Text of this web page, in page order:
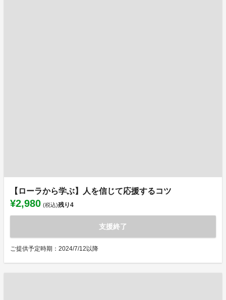
【ローラから学ぶ】人を信じて応援するコツ
¥2,980 (税込)残り4
支援終了
ご提供予定時期：2024/7/12以降